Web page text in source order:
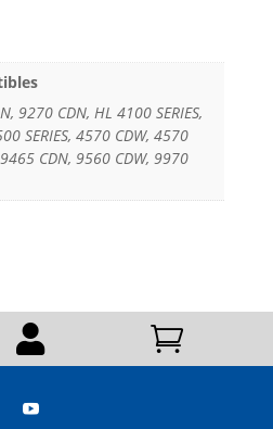
9270 CDN, HL 4100 SERIES,
SERIES, 4570 CDW, 4570
CDN, 9560 CDW, 9970
 
